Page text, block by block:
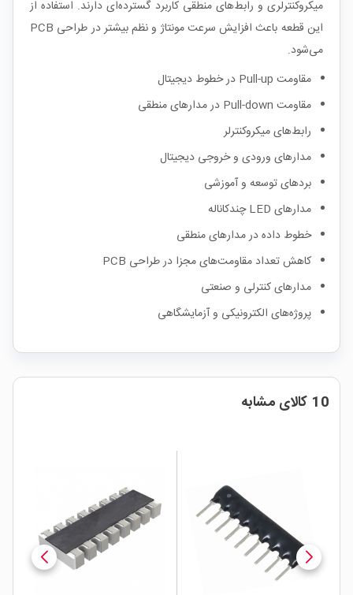
میکروکنترلری و رابط‌های منطقی کاربرد گسترده‌ای دارند. استفاده از
این قطعه باعث افزایش سرعت مونتاژ و نظم بیشتر در طراحی PCB
می‌شود.
مقاومت Pull-up در خطوط دیجیتال
مقاومت Pull-down در مدارهای منطقی
رابط‌های میکروکنترلر
مدارهای ورودی و خروجی دیجیتال
بردهای توسعه و آموزشی
مدارهای LED چندکاناله
خطوط داده در مدارهای منطقی
کاهش تعداد مقاومت‌های مجزا در طراحی PCB
مدارهای کنترلی و صنعتی
پروژه‌های الکترونیکی و آزمایشگاهی
10 کالای مشابه